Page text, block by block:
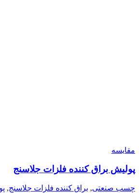
مقایسه
پولیش براق کننده فلزات جلاسنج
چسب صنعتی, براق کننده فلزات جلاسنج,